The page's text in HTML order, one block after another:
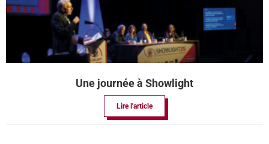
Une journée à Showlight
Lire l'article